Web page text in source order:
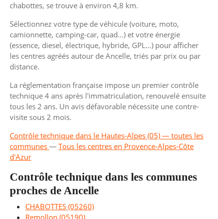
chabottes, se trouve à environ 4,8 km.
Sélectionnez votre type de véhicule (voiture, moto,
camionnette, camping-car, quad…) et votre énergie
(essence, diesel, électrique, hybride, GPL…) pour afficher
les centres agréés autour de Ancelle, triés par prix ou par
distance.
La réglementation française impose un premier contrôle
technique 4 ans après l'immatriculation, renouvelé ensuite
tous les 2 ans. Un avis défavorable nécessite une contre-
visite sous 2 mois.
Contrôle technique dans le Hautes-Alpes (05) — toutes les
communes — Tous les centres en Provence-Alpes-Côte
d'Azur
Contrôle technique dans les communes
proches de Ancelle
CHABOTTES (05260)
Remollon (05190)